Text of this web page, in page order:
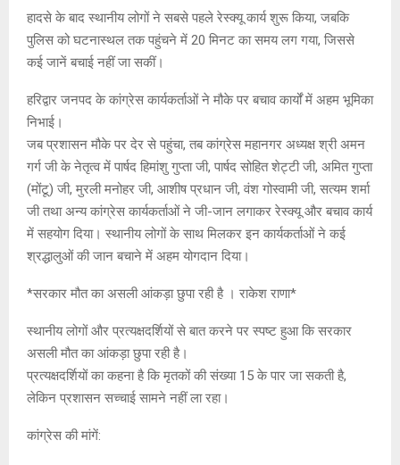
हादसे के बाद स्थानीय लोगों ने सबसे पहले रेस्क्यू कार्य शुरू किया, जबकि
पुलिस को घटनास्थल तक पहुंचने में 20 मिनट का समय लग गया, जिससे
कई जानें बचाई नहीं जा सकीं।
हरिद्वार जनपद के कांग्रेस कार्यकर्ताओं ने मौके पर बचाव कार्यों में अहम भूमिका
निभाई।
जब प्रशासन मौके पर देर से पहुंचा, तब कांग्रेस महानगर अध्यक्ष श्री अमन
गर्ग जी के नेतृत्व में पार्षद हिमांशु गुप्ता जी, पार्षद सोहित शेट्टी जी, अमित गुप्ता
(मोंटू) जी, मुरली मनोहर जी, आशीष प्रधान जी, वंश गोस्वामी जी, सत्यम शर्मा
जी तथा अन्य कांग्रेस कार्यकर्ताओं ने जी-जान लगाकर रेस्क्यू और बचाव कार्य
में सहयोग दिया। स्थानीय लोगों के साथ मिलकर इन कार्यकर्ताओं ने कई
श्रद्धालुओं की जान बचाने में अहम योगदान दिया।
*सरकार मौत का असली आंकड़ा छुपा रही है । राकेश राणा*
स्थानीय लोगों और प्रत्यक्षदर्शियों से बात करने पर स्पष्ट हुआ कि सरकार
असली मौत का आंकड़ा छुपा रही है।
प्रत्यक्षदर्शियों का कहना है कि मृतकों की संख्या 15 के पार जा सकती है,
लेकिन प्रशासन सच्चाई सामने नहीं ला रहा।
कांग्रेस की मांगें: